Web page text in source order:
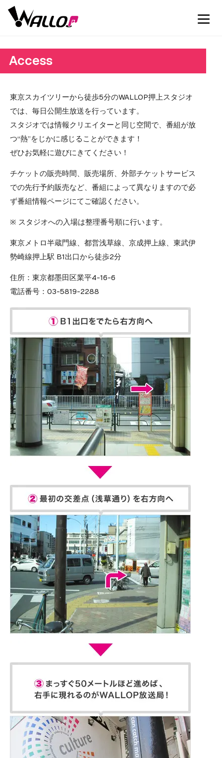
Access
東京スカイツリーから徒歩5分のWALLOP押上スタジオ
では、毎日公開生放送を行っています。
スタジオでは情報クリエイターと同じ空間で、番組が放
つ“熱”をじかに感じることができます！
ぜひお気軽に遊びにきてください！
チケットの販売時間、販売場所、外部チケットサービス
での先行予約販売など、番組によって異なりますので必
ず番組情報ページにてご確認ください。
※ スタジオへの入場は整理番号順に行います。
東京メトロ半蔵門線、都営浅草線、京成押上線、東武伊
勢崎線押上駅 B1出口から徒歩2分
住所： 東京都墨田区業平4-16-6
電話番号： 03-5819-2288